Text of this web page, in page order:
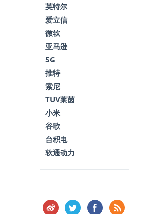
英特尔
爱立信
微软
亚马逊
5G
推特
索尼
TUV莱茵
小米
谷歌
台积电
软通动力